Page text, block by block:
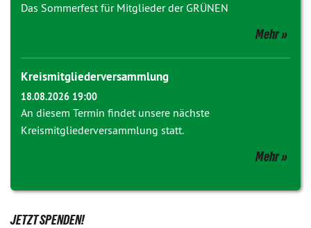
Das Sommerfest für Mitglieder der GRÜNEN
Mehr
Kreismitgliederversammlung
18.08.2026 19:00
An diesem Termin findet unsere nächste
Kreismitgliederversammlung statt.
Mehr
JETZT SPENDEN!